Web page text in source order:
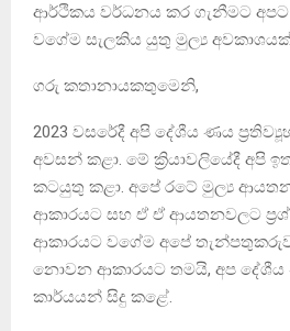
ආර්ථිකය වර්ධනය කර ගැනීමට
වගේම සැලකිය යුතු මුල්‍ය අවකාශයක්
ගරු කතානායකතුමෙනි,
2023 වසරේදී අපි දේශීය ණය
අවසන් කළා. මේ ක්‍රියාවලියේදී අපි
කටයුතු කළා. අපේ රටේ මුල්‍ය
ආකාරයට සහ ඒ ඒ ආයතනවලට
ආකාරයට වගේම අපේ
නොවන ආකාරයට තමයි, අප
කාර්යයන් සිදු කළේ.